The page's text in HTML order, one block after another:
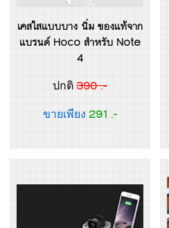
เคสใสแบบบาง นิ่ม ของแท้จาก
แบรนด์ Hoco สำหรับ Note
4
ปกติ 390 .-
ขายเพียง 291 .-